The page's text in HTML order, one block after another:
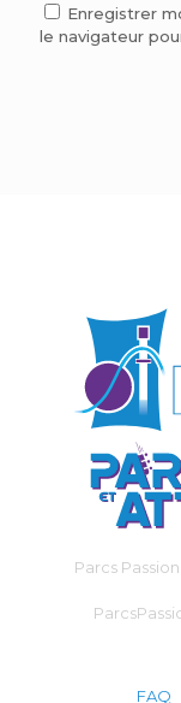
Enregistrer
le navigateur
Parcs
FAQ